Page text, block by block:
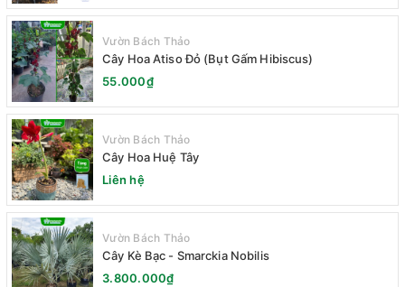
Vườn Bách Thảo
Cây Hoa Atiso Đỏ (Bụt Gấm Hibiscus)
55.000₫
Vườn Bách Thảo
Cây Hoa Huệ Tây
Liên hệ
Vườn Bách Thảo
Cây Kè Bạc - Smarckia Nobilis
3.800.000₫